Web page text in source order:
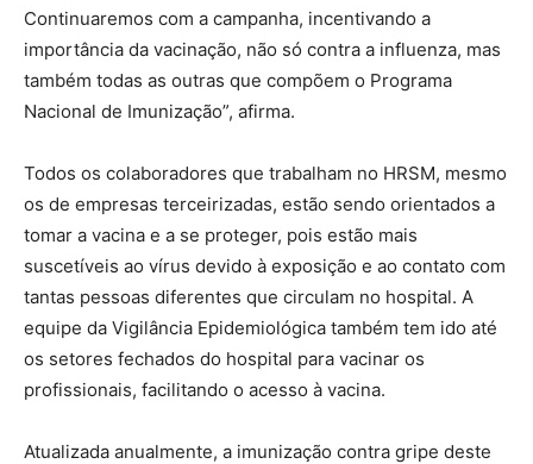
Continuaremos com a campanha, incentivando a
importância da vacinação, não só contra a influenza, mas
também todas as outras que compõem o Programa
Nacional de Imunização”, afirma.
Todos os colaboradores que trabalham no HRSM, mesmo
os de empresas terceirizadas, estão sendo orientados a
tomar a vacina e a se proteger, pois estão mais
suscetíveis ao vírus devido à exposição e ao contato com
tantas pessoas diferentes que circulam no hospital. A
equipe da Vigilância Epidemiológica também tem ido até
os setores fechados do hospital para vacinar os
profissionais, facilitando o acesso à vacina.
Atualizada anualmente, a imunização contra gripe deste